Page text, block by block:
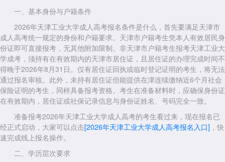
一、基本身份与户籍条件
2026年天津工业大学成人高考报名条件是什么，首先要满足天津市
成人高考统一规定的身份和户籍要求。天津市户籍考生凭本人有效居民身
份证即可直接报考，无其他附加限制。非天津市户籍考生报考天津工业大
学成考，须持有在有效期内的天津市居住证，且居住证的办理完成时间不
得晚于2026年8月31日。仅有居住证回执或临时登记证明的考生，将无法
通过报名审核。此外，未持有居住证但能提供在津连续缴纳近6个月社会
保险证明的考生，同样具备报考资格。考生在准备材料时，应确保身份证
在有效期内，居住证或社保记录信息与身份证姓名、号码完全一致。
准备报考2026年天津工业大学成人高考的考生看过来，现在报名已
经正式启动，大家可以点击[2026年天津工业大学成人高考报名入口] ，快
速完成线上报名操作。
二、学历层次要求